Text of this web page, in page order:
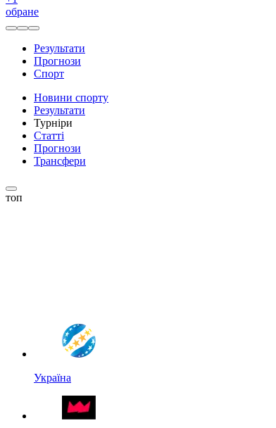
обране
Результати
Прогнози
Спорт
Новини спорту
Результати
Турніри
Статті
Прогнози
Трансфери
топ
Україна